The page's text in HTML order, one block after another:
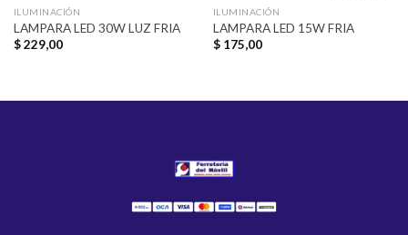
ILUMINACIÓN
LAMPARA LED 30W LUZ FRIA
$229,00
ILUMINACIÓN
LAMPARA LED 15W FRIA
$175,00